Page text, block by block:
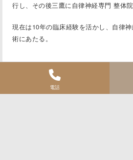
行し、その後三鷹に自律神経専門 整体
現在は10年の臨床経験を活かし、自律
術にあたる。
電話